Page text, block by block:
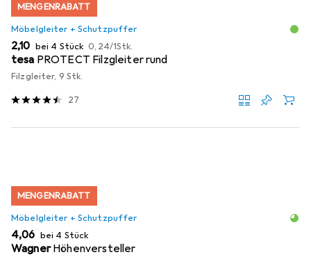
MENGENRABATT
Möbelgleiter + Schutzpuffer
EUR
2,10 bei 4 Stück EUR
0,24/1Stk.
tesa PROTECT Filzgleiter rund
Filzgleiter, 9 Stk.
27
MENGENRABATT
Möbelgleiter + Schutzpuffer
EUR
4,06 bei 4 Stück
Wagner Höhenversteller